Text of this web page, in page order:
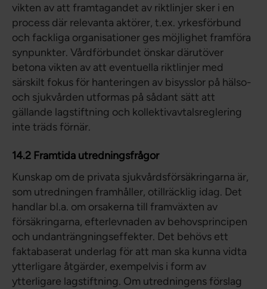
vikten av att framtagandet av riktlinjer sker i en
process där relevanta aktörer, t.ex. yrkesförbund
och fackliga organisationer ges möjlighet framföra
synpunkter. Vårdförbundet önskar därutöver
betona vikten av att eventuella riktlinjer med
särskilt fokus för hanteringen av bisysslor på hälso-
och sjukvården utformas på sådant sätt att
gällande lagstiftning och kollektivavtalsreglering
inte träds förnär.
14.2 Framtida utredningsfrågor
Kunskap om de privata sjukvårdsförsäkringarna är,
som utredningen framhåller, otillräcklig idag. Det
handlar bl.a. om orsakerna till framväxten av
försäkringarna, efterlevnaden av behovsprincipen
och undanträngningseffekter. Det behövs ett
faktabaserat underlag för att man ska kunna vidta
ytterligare åtgärder, exempelvis i form av
ytterligare lagstiftning. Om utredningens förslag